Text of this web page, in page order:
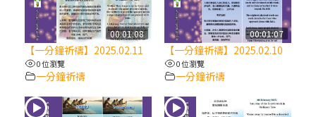
越的智慧】：聖方濟的靈修，「不占為己
有」
【信仰之旅】第八集：「耶穌為什麼降生到
人世」—高樂祈修女
2025/10/10【萬物讚頌頌歌 – 太陽與生態音
00:01:08
【一分鐘祈禱】2025.02.11
0 位瀏覽
一分鐘祈禱
00:01:07
【一分鐘祈禱】2025.02.10
0 位瀏覽
一分鐘祈禱